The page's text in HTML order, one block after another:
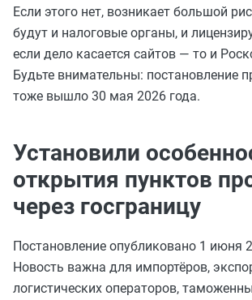
Если этого нет, возникает большой
будут и налоговые органы, и
если дело касается сайтов — то и
Будьте внимательны: постановление
тоже вышло 30 мая 2026 года.
Установили
открытия пунктов
через госграницу
Постановление опубликовано 1 июня
Новость важна для импортёров,
логистических операторов,